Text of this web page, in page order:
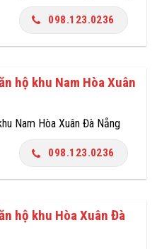
098.123.0236
hộ khu Nam Hòa Xuân
Nam Hòa Xuân Đà Nẵng
098.123.0236
hộ khu Hòa Xuân Đà